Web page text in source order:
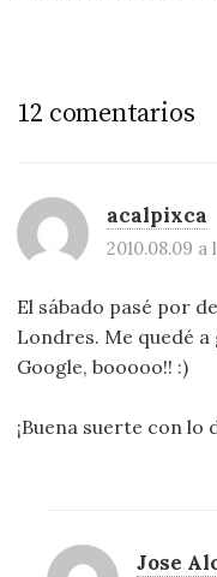
12 comentarios
acalpixca
2010.08.09 a
El sábado pasé por
Londres. Me quedé
Google, booooo!! :)
¡Buena suerte con lo
Jose